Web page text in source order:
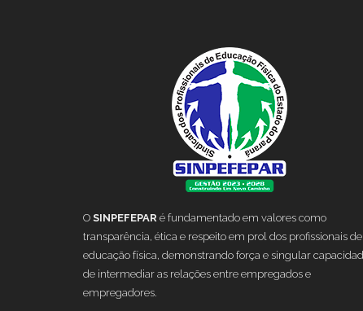
O SINPEFEPAR é fundamentado em valores como
transparência, ética e respeito em prol dos profissionais de
educação física, demonstrando força e singular
de intermediar as relações entre empregados e
empregadores.